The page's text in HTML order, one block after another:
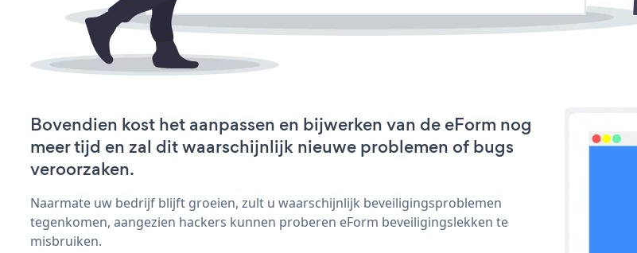
Bovendien kost het aanpassen en bijwerken van de eForm nog
meer tijd en zal dit waarschijnlijk nieuwe problemen of bugs
veroorzaken.
Naarmate uw bedrijf blijft groeien, zult u waarschijnlijk beveiligingsproblemen
tegenkomen, aangezien hackers kunnen proberen eForm beveiligingslekken te
misbruiken.